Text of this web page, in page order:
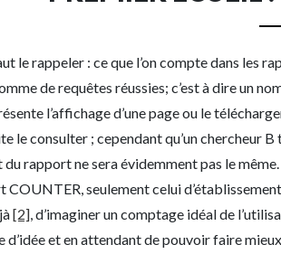
le rappeler : ce que l’on compte dans les
de requêtes réussies; c’est à dire un
l’affichage d’une page ou le
le consulter ; cependant qu’un
rapport ne sera évidemment pas le
seulement celui
[2] , d’imaginer un comptage idéal de
d’idée et en attendant de pouvoir faire